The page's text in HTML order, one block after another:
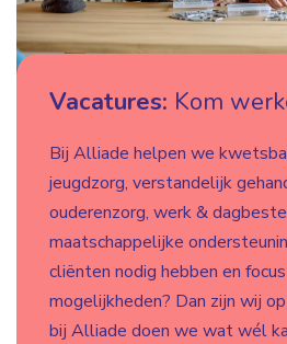
Vacatures: Kom
Bij Alliade helpen we
jeugdzorg, verstandelijk
ouderenzorg, werk &
maatschappelijke
cliënten nodig hebben en
mogelijkheden? Dan zijn wij
bij Alliade doen we wat wél